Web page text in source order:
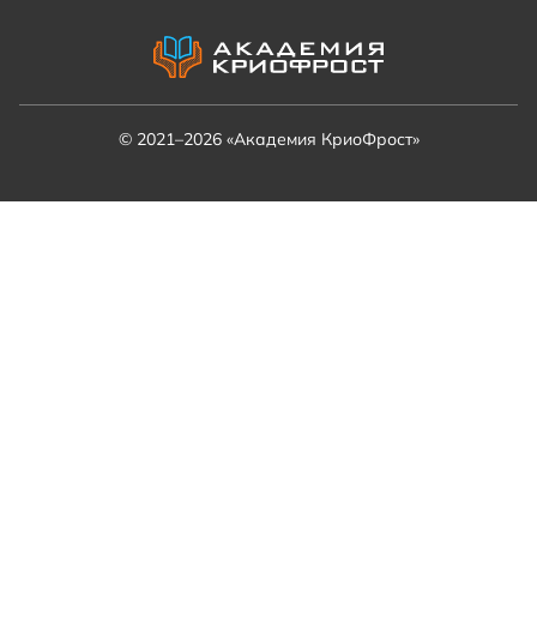
© 2021–2026 «Академия КриоФрост»